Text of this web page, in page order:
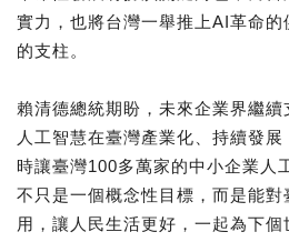
實力，也將台灣一舉推上AI革命
的支柱。
賴清德總統期盼，未來企業界繼
人工智慧在臺灣產業化、持續發
時讓臺灣100多萬家的中小企業人
不只是一個概念性目標，而是能
用，讓人民生活更好，一起為下